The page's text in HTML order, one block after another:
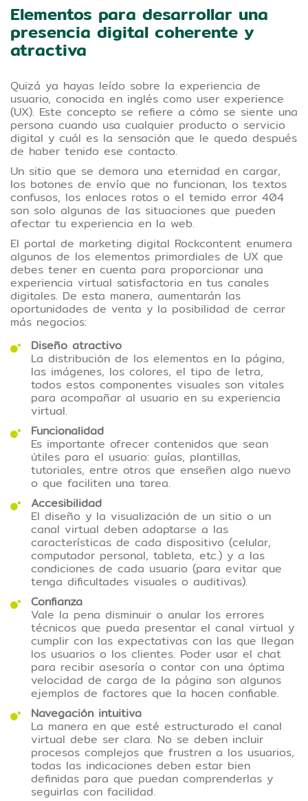
Elementos para desarrollar una
presencia digital coherente y
atractiva
Quizá ya hayas leído sobre la experiencia de
usuario, conocida en inglés como user experience
(UX). Este concepto se refiere a cómo se siente una
persona cuando usa cualquier producto o servicio
digital y cuál es la sensación que le queda después
de haber tenido ese contacto.
Un sitio que se demora una eternidad en cargar,
los botones de envío que no funcionan, los textos
confusos, los enlaces rotos o el temido error 404
son solo algunas de las situaciones que pueden
afectar tu experiencia en la web.
El portal de marketing digital Rockcontent enumera
algunos de los elementos primordiales de UX que
debes tener en cuenta para proporcionar una
experiencia virtual satisfactoria en tus canales
digitales. De esta manera, aumentarán las
oportunidades de venta y la posibilidad de cerrar
más negocios:
Diseño atractivo
La distribución de los elementos en la página,
las imágenes, los colores, el tipo de letra,
todos estos componentes visuales son vitales
para acompañar al usuario en su experiencia
virtual.
Funcionalidad
Es importante ofrecer contenidos que sean
útiles para el usuario: guías, plantillas,
tutoriales, entre otros que enseñen algo nuevo
o que faciliten una tarea.
Accesibilidad
El diseño y la visualización de un sitio o un
canal virtual deben adaptarse a las
características de cada dispositivo (celular,
computador personal, tableta, etc.) y a las
condiciones de cada usuario (para evitar que
tenga dificultades visuales o auditivas).
Confianza
Vale la pena disminuir o anular los errores
técnicos que pueda presentar el canal virtual y
cumplir con las expectativas con las que llegan
los usuarios o los clientes. Poder usar el chat
para recibir asesoría o contar con una óptima
velocidad de carga de la página son algunos
ejemplos de factores que la hacen confiable.
Navegación intuitiva
La manera en que esté estructurado el canal
virtual debe ser clara. No se deben incluir
procesos complejos que frustren a los usuarios,
todas las indicaciones deben estar bien
definidas para que puedan comprenderlas y
seguirlas con facilidad.